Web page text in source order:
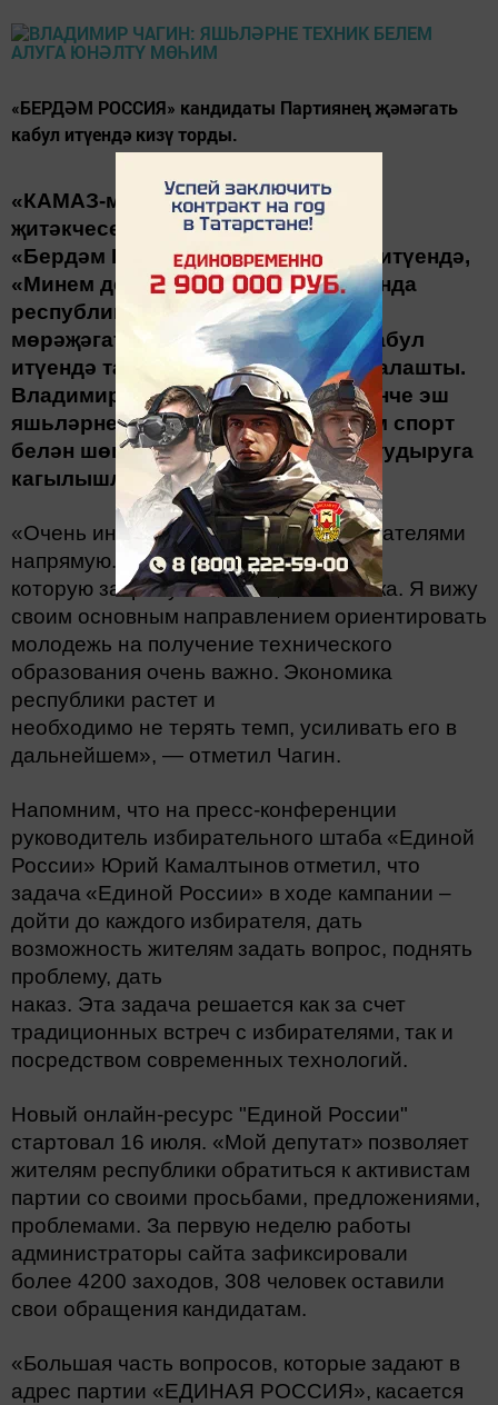
«БЕРДӘМ РОССИЯ» кандидаты Партиянең җәмәгать
кабул итүендә кизү торды.
«КАМАЗ-мастер»узыш командасы
җитәкчесе
Владимир Чагин
«Бердәм Россия»җәмәгать кабул итүендә,
«Минем депутат»проекты кысасында
республикада яшәүчеләрдән
мөрәҗәгатьләр килгән җәмәгать кабул
итүендә татарстанлылар белән аралашты.
Владимир Чагинкабул иткән беренче эш
яшьләрнең һөнәри юнәлешенә һәм спорт
белән шөгыльләнү өчен шартлар тудыруга
кагылышлы булды.
«Очень интересно общаться сизбирателями
напрямую. И проблема,
которую затронул человек, мне близка. Я вижу
своим основным направлением ориентировать
молодежь на получение технического
образования очень важно. Экономика
республики растет и
необходимо не терять темп, усиливать его в
дальнейшем», — отметил Чагин.
Напомним, что на пресс-конференции
руководитель избирательного штаба «Единой
России» Юрий Камалтынов отметил, что
задача «Единой России» в ходе кампании –
дойти до каждого избирателя, дать
возможность жителям задать вопрос, поднять
проблему, дать
наказ. Эта задача решается как за счет
традиционных встреч с избирателями, так и
посредством современных технологий.
Новый онлайн-ресурс "Единой России"
стартовал 16 июля. «Мой депутат» позволяет
жителям республики обратиться к активистам
партии со своими просьбами, предложениями,
проблемами. За первую неделю работы
администраторы сайта зафиксировали
более 4200 заходов, 308 человек оставили
свои обращения кандидатам.
«Большая часть вопросов, которые задают в
адрес партии «ЕДИНАЯ РОССИЯ», касается